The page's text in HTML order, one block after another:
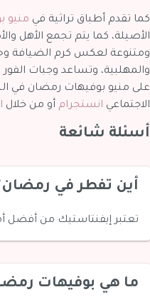
كما تقدم أطباق تراثية في منيو
الأصيلة، كما يتم تجمع الأهل
ومتنوعة لعكس كرم الضيافة
والمهلبية، وتساعد وجبات
على منيو بوفيهات رمضان في
الاجتماعي انستجرام أو من خلال
أسئلة شائعة
أين تفطر في
تعتبر إيفنتاستيك من أفضل
ما هي بوفيهات